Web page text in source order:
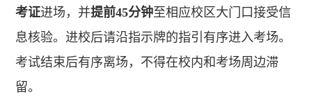
考证进场，并提前45分钟至相应校区大门口接受信
息核验。进校后请沿指示牌的指引有序进入考场。
考试结束后有序离场，不得在校内和考场周边滞
留。